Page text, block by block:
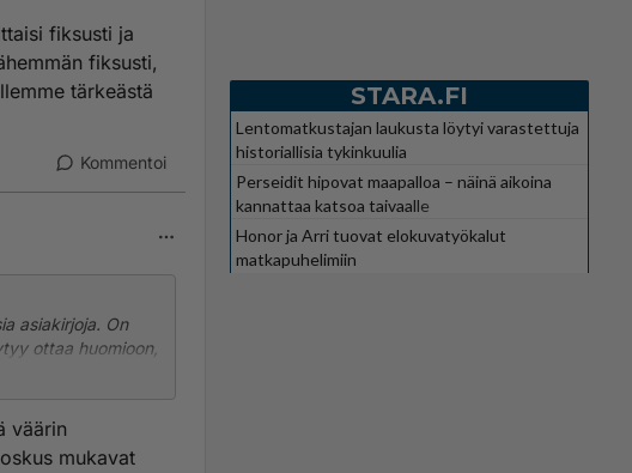
fiksusti ja
fiksusti,
tärkeästä
Kommentoi
asiakirjoja. On
ottaa huomioon,
tiedä, eivätkä
tai eivät
väärin
mukavat
STARA.FI
Lentomatkustajan laukusta löytyi varastettuja
historiallisia tykinkuulia
Perseidit hipovat maapalloa – näinä aikoina
kannattaa katsoa taivaalle
Honor ja Arri tuovat elokuvatyökalut
matkapuhelimiin